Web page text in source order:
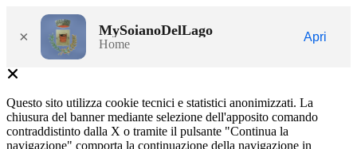
× MySoianoDelLago
Home
Apri
Questo sito utilizza cookie tecnici e statistici anonimizzati. La
chiusura del banner mediante selezione dell'apposito comando
contraddistinto dalla X o tramite il pulsante "Continua la
navigazione" comporta la continuazione della navigazione in